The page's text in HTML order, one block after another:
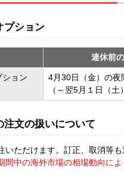
プション
連休前
ション
4月30日（金）の夜
（～翌5月１日（
注文の扱いについて
いただけます。訂正、取消等
間中の海外市場の相場動向に